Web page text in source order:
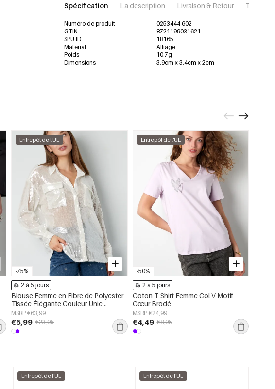
Spécification La description Livraison & Retour
Numéro de produit
0253444-602
GTIN
8721199031621
SPU ID
18165
Material
Alliage
Poids
10.7g
Dimensions
3.9cm x 3.4cm x 2cm
-75%
Entrepôt de l'UE
2 à 5 jours
Blouse Femme en Fibre de Polyester
Tissée Élégante Couleur Unie
Printemps/Été
MSRP €63,99
€5,99 €23,95
-50%
Entrepôt de l'UE
2 à 5 jours
Coton T-Shirt Femme Col V Motif
Cœur Brodé
MSRP €24,99
€4,49 €8,95
Entrepôt de l'UE Entrepôt de l'UE